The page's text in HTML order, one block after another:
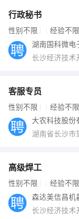
行政秘书
性别不限 经验不限
湖南国科微电
长沙经济技术
客服专员
性别不限 经验不限
湖南省长沙市
高级焊工
性别不限 经验不限
长沙经济技术